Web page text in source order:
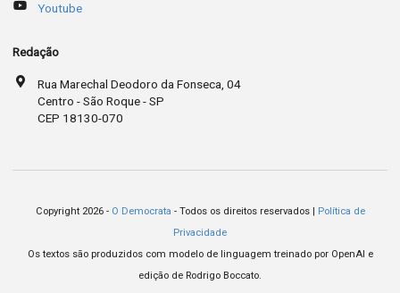
Youtube
Redação
Rua Marechal Deodoro da Fonseca, 04
Centro - São Roque - SP
CEP 18130-070
Copyright 2026 - O Democrata - Todos os direitos reservados | Política de
Privacidade
Os textos são produzidos com modelo de linguagem treinado por OpenAI e
edição de Rodrigo Boccato.